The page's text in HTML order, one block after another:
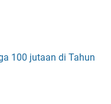
100 jutaan di Tahun